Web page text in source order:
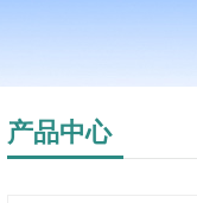
产品中心